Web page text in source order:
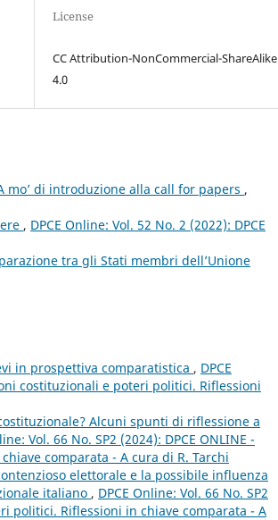
License
CC Attribution-NonCommercial-ShareAlike
4.0
mo’ di introduzione alla call for papers ,
, DPCE Online: Vol. 52 No. 2 (2022): DPCE
tra gli Stati membri dell’Unione
in prospettiva comparatistica , DPCE
costituzionali e poteri politici. Riflessioni
Alcuni spunti di riflessione a
Vol. 66 No. SP2 (2024): DPCE ONLINE -
comparata - A cura di R. Tarchi
elettorale e la possibile influenza
italiano , DPCE Online: Vol. 66 No. SP2
politici. Riflessioni in chiave comparata - A